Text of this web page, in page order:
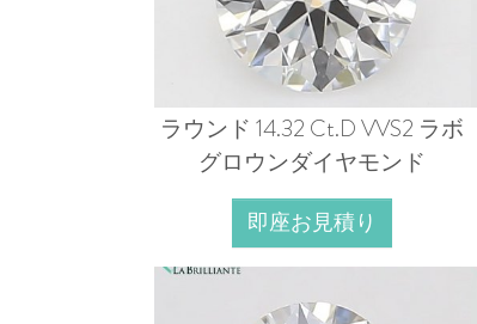
ラウンド 14.32 Ct.D VVS2 ラボ
グロウンダイヤモンド
即座お見積り